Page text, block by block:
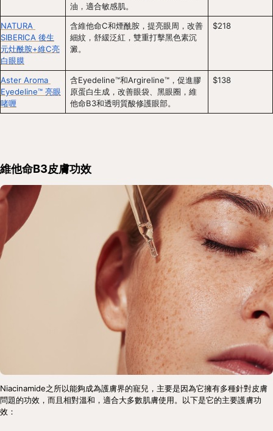
油，適合敏感肌。
NATURA
SIBERICA 後生
元灶酰胺+維C亮
白眼膜
含維他命C和煙酰胺，提亮眼周，改善
細紋，舒緩泛紅，雙重打擊黑色素沉
澱。
$218
Aster Aroma
Eyedeline™ 亮眼
啫喱
含Eyedeline™和Argireline™，促進膠
原蛋白生成，改善眼袋、黑眼圈，維
他命B3和透明質酸修護眼部。
$138
維他命B3皮膚功效
Niacinamide之所以能夠成為護膚界的寵兒，主要是因為它擁有多種針對皮膚
問題的功效，而且相對溫和，適合大多數肌膚使用。以下是它的主要護膚功
效：